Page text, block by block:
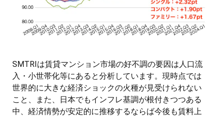
SMTRIは賃貸マンション市場の好不調の要因は人口流
入・小世帯化等にあると分析しています。現時点では
世界的に大きな経済ショックの火種が見受けられない
こと、また、日本でもインフレ基調が根付きつつある
中、経済情勢が安定的に推移するならば今後も賃料上